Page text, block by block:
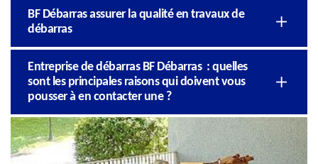
BF Débarras assurer la qualité en travaux de
débarras
Entreprise de débarras BF Débarras : quelles
sont les principales raisons qui doivent vous
pousser à en contacter une ?